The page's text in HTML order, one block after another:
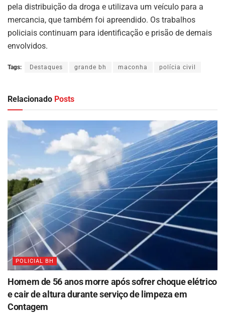
pela distribuição da droga e utilizava um veículo para a
mercancia, que também foi apreendido. Os trabalhos
policiais continuam para identificação e prisão de demais
envolvidos.
Tags: Destaques grande bh maconha polícia civil
Relacionado Posts
POLICIAL BH
Homem de 56 anos morre após sofrer choque elétrico
e cair de altura durante serviço de limpeza em
Contagem